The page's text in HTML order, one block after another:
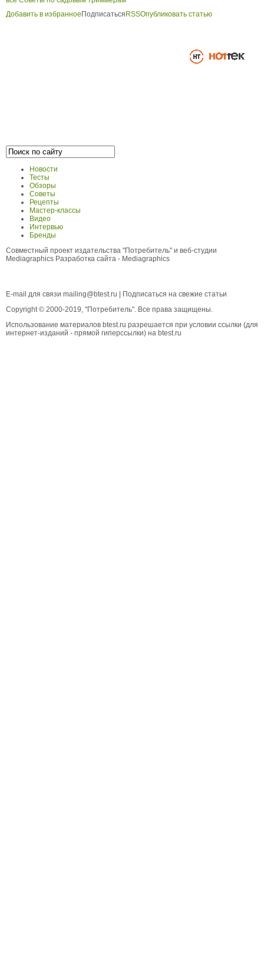
Добавить в избранное Подписаться RSSОпубликовать статью
Новости
Тесты
Обзоры
Советы
Рецепты
Мастер-классы
Видео
Интервью
Бренды
Совместный проект издательства "Потребитель" и веб-студии
Mediagraphics Разработка сайта - Mediagraphics
E-mail для связи mailing@btest.ru
Подписаться на свежие статьи
Copyright © 2000-2019, "Потребитель". Все права защищены.
Использование материалов btest.ru разрешается при условии ссылки (для
интернет-изданий - прямой гиперссылки) на btest.ru